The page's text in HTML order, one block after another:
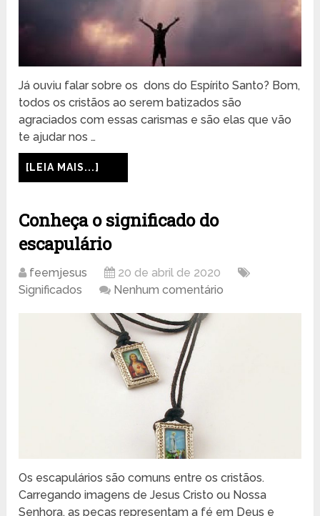
Já ouviu falar sobre os dons do Espírito Santo? Bom,
todos os cristãos ao serem batizados são
agraciados com essas carismas e são elas que vão
te ajudar nos …
[LEIA MAIS...]
Conheça o significado do
escapulário
feemjesus
20 de abril de 2020
Significados
Nenhum comentário
Os escapulários são comuns entre os cristãos.
Carregando imagens de Jesus Cristo ou Nossa
Senhora, as peças representam a fé em Deus e